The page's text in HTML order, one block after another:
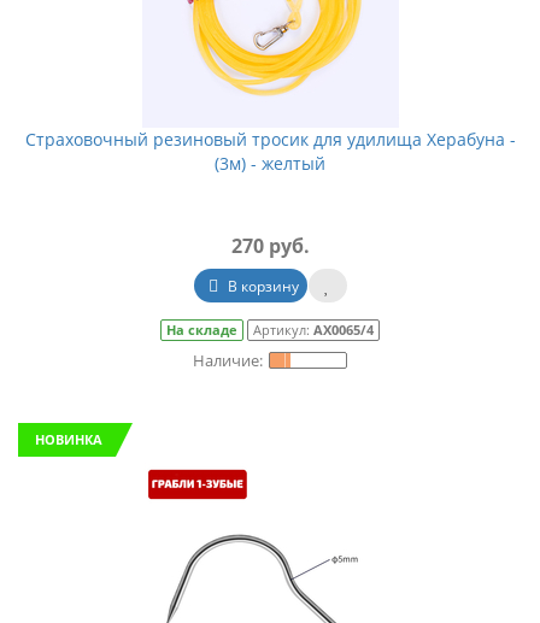
Страховочный резиновый тросик для удилища Херабуна -
(3м) - желтый
270 руб.
В корзину
На складе Артикул: АХ0065/4
НОВИНКА